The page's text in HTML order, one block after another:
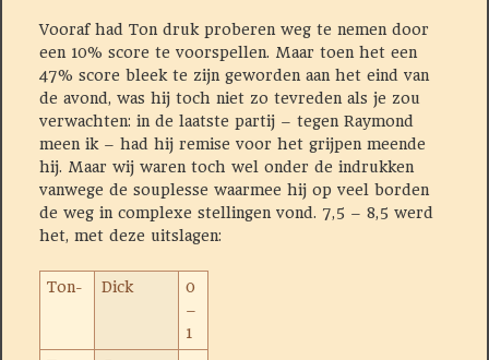
Vooraf had Ton druk proberen weg te nemen door
een 10% score te voorspellen. Maar toen het een
47% score bleek te zijn geworden aan het eind van
de avond, was hij toch niet zo tevreden als je zou
verwachten: in de laatste partij – tegen Raymond
meen ik – had hij remise voor het grijpen meende
hij. Maar wij waren toch wel onder de indrukken
vanwege de souplesse waarmee hij op veel borden
de weg in complexe stellingen vond. 7,5 – 8,5 werd
het, met deze uitslagen:
Ton- Dick
0
–
1